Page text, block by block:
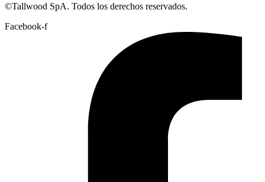
©Tallwood SpA. Todos los derechos reservados.
Facebook-f